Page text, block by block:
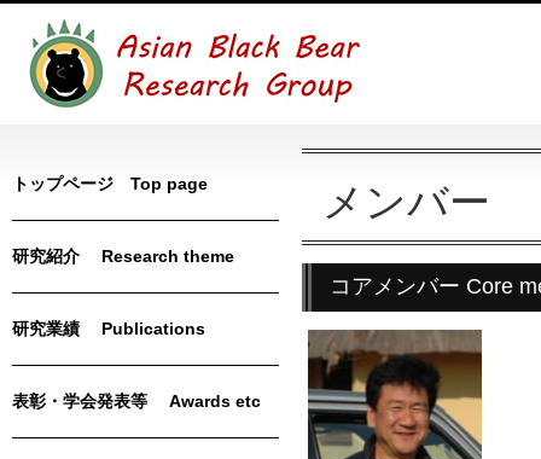
トップページ Top page
研究紹介 Research theme
研究業績 Publications
表彰・学会発表等 Awards etc
メンバー
コアメンバー Core